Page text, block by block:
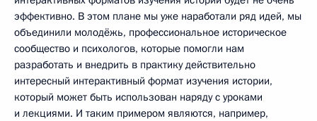
эффективно. В этом плане мы уже наработали ряд идей, мы
объединили молодёжь, профессиональное историческое
сообщество и психологов, которые помогли нам
разработать и внедрить в практику действительно
интересный интерактивный формат изучения истории,
который может быть использован наряду с уроками
и лекциями. И таким примером являются, например,